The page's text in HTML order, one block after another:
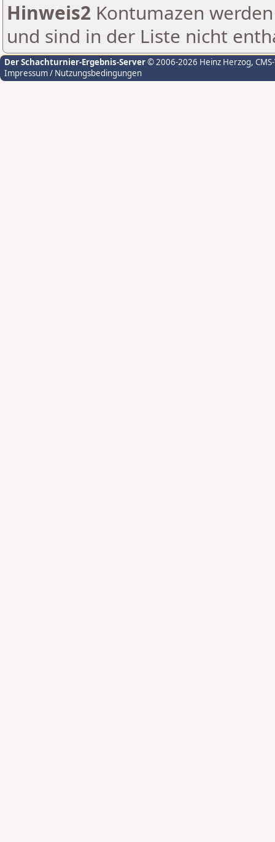
Hinweis2 Kontumazen
und sind in der Liste nicht
Der Schachturnier-Ergebnis-Server© 2006-2026 Heinz Herzog,
Impressum / Nutzungsbedingungen